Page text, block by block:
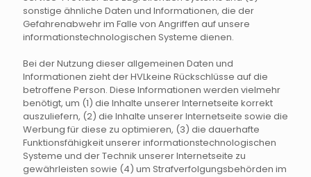
sonstige ähnliche Daten und Informationen, die der
Gefahrenabwehr im Falle von Angriffen auf unsere
informationstechnologischen Systeme dienen.
Bei der Nutzung dieser allgemeinen Daten und
Informationen zieht der HVLkeine Rückschlüsse auf die
betroffene Person. Diese Informationen werden vielmehr
benötigt, um (1) die Inhalte unserer Internetseite korrekt
auszuliefern, (2) die Inhalte unserer Internetseite sowie die
Werbung für diese zu optimieren, (3) die dauerhafte
Funktionsfähigkeit unserer informationstechnologischen
Systeme und der Technik unserer Internetseite zu
gewährleisten sowie (4) um Strafverfolgungsbehörden im